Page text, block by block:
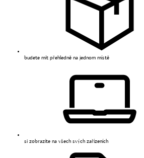
budete mít přehledně na jednom místě
si zobrazíte na všech svých zařízeních